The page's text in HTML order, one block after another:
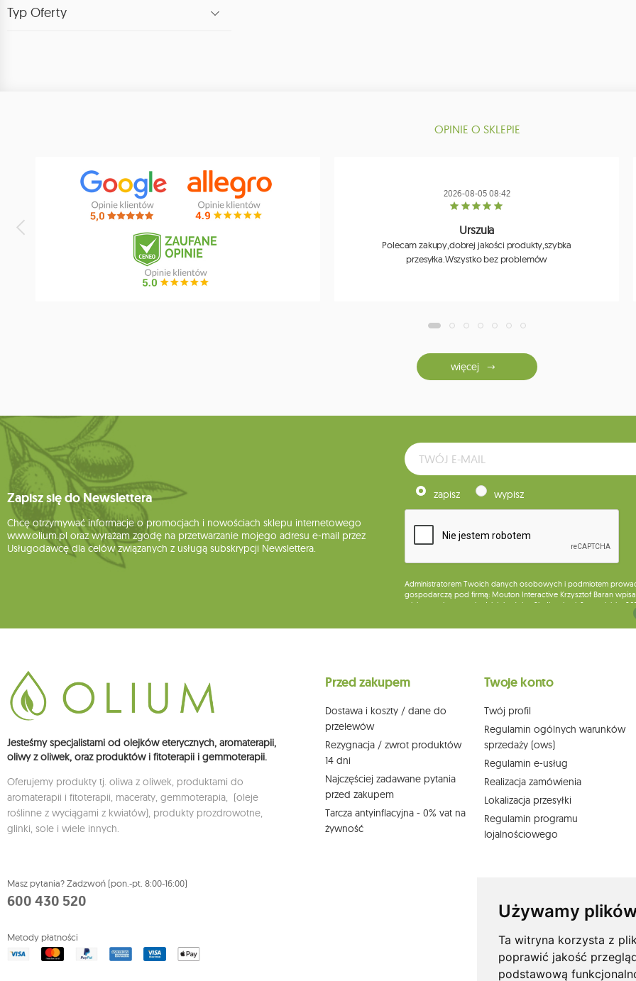
Używamy
Ta witryna korzysta z
poprawić jakość
podstawową
Typ Oferty
OPINIE O SKLEPIE
2026-08-05 08:42
Urszula
Polecam zakupy,dobrej jakości produkty,szybka
przesyłka.Wszystko bez problemów
więcej
Zapisz się do Newslettera
Chcę otrzymywać informacje o promocjach i nowościach sklepu internetowego
www.olium.pl oraz wyrażam zgodę na przetwarzanie mojego adresu e-mail przez
Usługodawcę dla celów związanych z usługą subskrypcji Newslettera.
zapisz wypisz
Administratorem Twoich danych osobowych i podmiotem
gospodarczą pod firmą: Mouton Interactive Krzysztof Baran
miejsca wykonywania działalności w Siedlcach, ul. Starowiejska
Dane będą przetwarzane w celu wysyłki newslettera i
działem obsługi klienta Mouton Interactive pod adresem e-mail
Jesteśmy specjalistami od olejków eterycznych, aromaterapii,
oliwy z oliwek, oraz produktów i fitoterapii i gemmoterapii.
Oferujemy produkty tj. oliwa z oliwek, produktami do
aromaterapii i fitoterapii, maceraty, gemmoterapia, (oleje
roślinne z wyciągami z kwiatów), produkty prozdrowotne,
glinki, sole i wiele innych.
Masz pytania? Zadzwoń (pon.-pt. 8:00-16:00)
600 430 520
Metody płatności
Przed zakupem
Dostawa i koszty / dane do
przelewów
Rezygnacja / zwrot produktów
14 dni
Najczęściej zadawane pytania
przed zakupem
Tarcza antyinflacyjna - 0% vat na
żywność
Twoje konto
Twój profil
Regulamin ogólnych warunków
sprzedaży (ows)
Regulamin e-usług
Realizacja zamówienia
Lokalizacja przesyłki
Regulamin programu
lojalnościowego